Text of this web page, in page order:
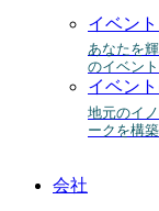
イベン
あなたを
のイベン
イベン
地元のイ
ークを構
会社